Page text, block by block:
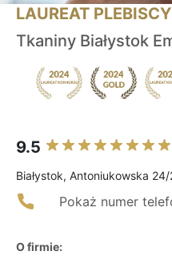
LAUREAT
Tkaniny Białystok
9.5
Białystok, Antoniukowska 24/
Pokaż numer
O firmie: